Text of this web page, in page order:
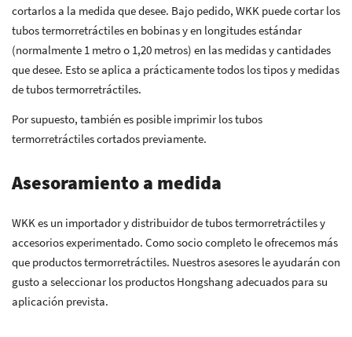
cortarlos a la medida que desee. Bajo pedido, WKK puede cortar los
tubos termorretráctiles en bobinas y en longitudes estándar
(normalmente 1 metro o 1,20 metros) en las medidas y cantidades
que desee. Esto se aplica a prácticamente todos los tipos y medidas
de tubos termorretráctiles.
Por supuesto, también es posible imprimir los tubos
termorretráctiles cortados previamente.
Asesoramiento a medida
WKK es un importador y distribuidor de tubos termorretráctiles y
accesorios experimentado. Como socio completo le ofrecemos más
que productos termorretráctiles. Nuestros asesores le ayudarán con
gusto a seleccionar los productos Hongshang adecuados para su
aplicación prevista.